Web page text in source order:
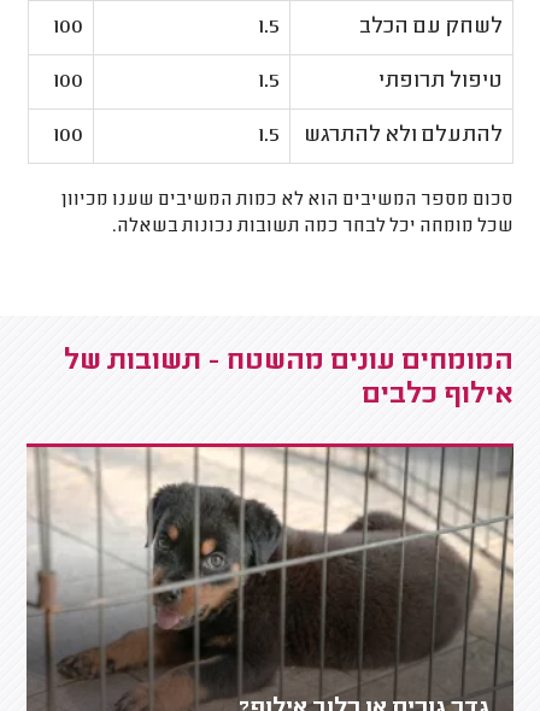
לשחק עם הכלב 1.5
100
טיפול תרופתי 1.5
100
להתעלם ולא להתרגש 1.5
100
סכום מספר המשיבים הוא לא כמות המשיבים שענו מכיוון
שכל מומחה יכל לבחר כמה תשובות נכונות בשאלה.
המומחים עונים מהשטח - תשובות של
אילוף כלבים